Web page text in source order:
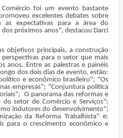
foi um evento bastante
excelentes debates sobre
as expectativas para a área do
próximos anos", destacou Darci
objetivos principais, a construção
para o setor que mais
anos. Entre as palestras e painéis
dos dois dias de evento, estão:
e econômico brasileiro"; "Os
empresas"; "Conjuntura política
O panorama das reformas e
setor de Comércio e Serviços";
indutores do desenvolvimento";
da Reforma Trabalhista" e;
para o crescimento econômico e